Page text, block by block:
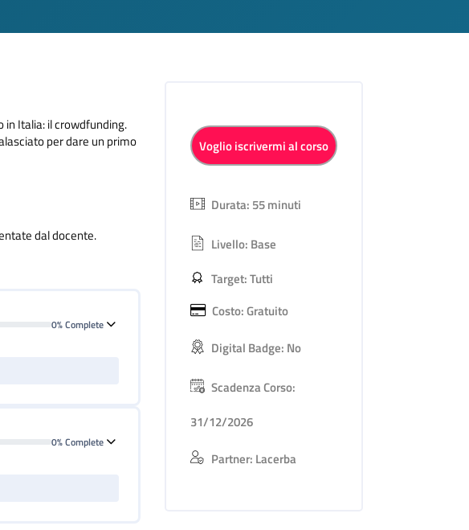
Italia: il crowdfunding.
per dare un primo
dal docente.
0% Complete
0% Complete
Voglio iscrivermi al corso
Durata: 55 minuti
Livello: Base
Target: Tutti
Costo: Gratuito
Digital Badge: No
Scadenza Corso:
31/12/2026
Partner: Lacerba